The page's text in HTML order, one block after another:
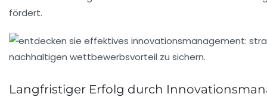
fördert.
Langfristiger Erfolg durch